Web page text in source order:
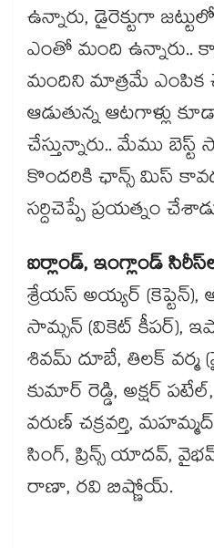
ఉన్నారు, డైరెక్టుగా
ఎంతో మంది ఉన్నారు..
మందిని మాత్రమే ఎంపిక
ఆడుతున్న ఆటగాళ్లు
చేస్తున్నారు.. మేము బెస్ట్
కొందరికి ఛాన్స్ మిస్
సర్దిచెప్పే ప్రయత్నం
ఐర్లాండ్, ఇంగ్లాండ్
శ్రేయస్ అయ్యర్ (కెప్టెన్),
సామ్సన్ (వికెట్ కీపర్),
శివమ్ దూబే, తిలక్ వర్మ
కుమార్ రెడ్డి, అక్షర్
వరుణ్ చక్రవర్తి,
సింగ్, ప్రిన్స్ యాదవ్,
రాణా, రవి బిష్ణోయ్.